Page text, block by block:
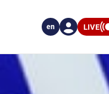
LIVE
en